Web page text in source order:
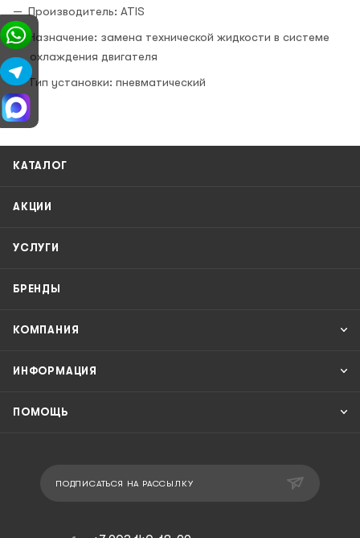
Производитель: ATIS
Назначение: замена технической жидкости в системе
охлаждения двигателя
Тип установки: пневматический
КАТАЛОГ
АКЦИИ
УСЛУГИ
БРЕНДЫ
КОМПАНИЯ
ИНФОРМАЦИЯ
ПОМОЩЬ
ПОДПИСАТЬСЯ НА РАССЫЛКУ